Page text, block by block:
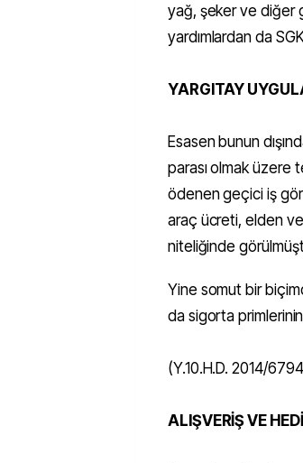
yağ, şeker ve diğer
yardımlardan da
YARGITAY
Esasen bunun
parası olmak üzere
ödenen geçici iş
araç ücreti, elden
niteliğinde
Yine somut bir
da sigorta
(Y.10.H.D. 2014/
ALIŞVERİŞ VE